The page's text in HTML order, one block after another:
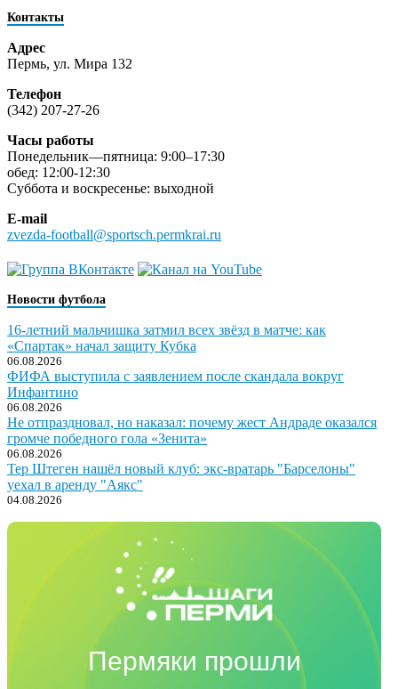
Контакты
Адрес
Пермь, ул. Мира 132
Телефон
(342) 207-27-26
Часы работы
Понедельник—пятница: 9:00–17:30
обед: 12:00-12:30
Суббота и воскресенье: выходной
E-mail
zvezda-football@sportsch.permkrai.ru
Новости футбола
16-летний мальчишка затмил всех звёзд в матче: как
«Спартак» начал защиту Кубка
06.08.2026
ФИФА выступила с заявлением после скандала вокруг
Инфантино
06.08.2026
Не отпраздновал, но наказал: почему жест Андраде оказался
громче победного гола «Зенита»
06.08.2026
Тер Штеген нашёл новый клуб: экс-вратарь "Барселоны"
уехал в аренду "Аякс"
04.08.2026
Пермяки прошли